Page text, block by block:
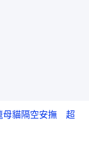
母貓隔空安撫 超